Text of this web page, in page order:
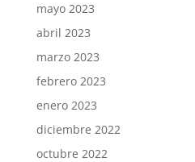
mayo 2023
abril 2023
marzo 2023
febrero 2023
enero 2023
diciembre 2022
octubre 2022